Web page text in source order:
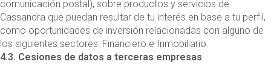
comunicación postal), sobre productos y servicios de
Cassandra que puedan resultar de tu interés en base a tu perfil,
como oportunidades de inversión relacionadas con alguno de
los siguientes sectores: Financiero e Inmobiliario.
4.3. Cesiones de datos a terceras empresas